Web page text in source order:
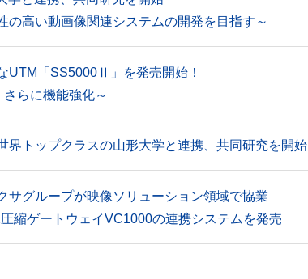
の高い動画像関連システムの開発を目指す～
UTM「SS5000Ⅱ」を発売開始！
らに機能強化～
界トップクラスの山形大学と連携、共同研究を開始
サグループが映像ソリューション領域で協業
縮ゲートウェイVC1000の連携システムを発売